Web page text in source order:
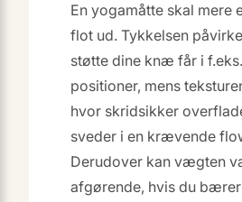
En yogamåtte skal mere
flot ud. Tykkelsen
støtte dine knæ får i
positioner, mens
hvor skridsikker
sveder i en krævende
Derudover kan vægten
afgørende, hvis du